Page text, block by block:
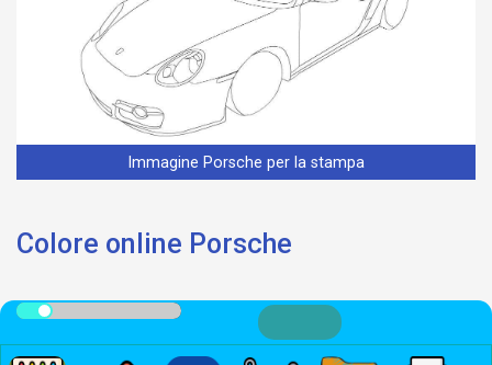
Immagine Porsche per la stampa
Colore online Porsche